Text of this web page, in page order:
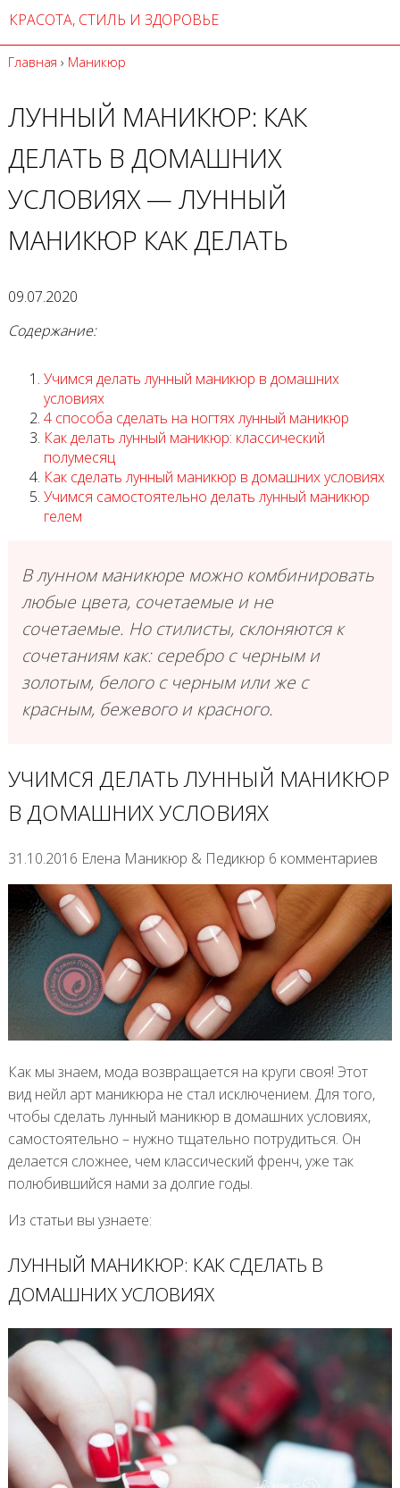
КРАСОТА, СТИЛЬ И ЗДОРОВЬЕ
Главная › Маникюр
ЛУННЫЙ МАНИКЮР: КАК
ДЕЛАТЬ В ДОМАШНИХ
УСЛОВИЯХ — ЛУННЫЙ
МАНИКЮР КАК ДЕЛАТЬ
09.07.2020
Содержание:
Учимся делать лунный маникюр в домашних
условиях
4 способа сделать на ногтях лунный маникюр
Как делать лунный маникюр: классический
полумесяц
Как сделать лунный маникюр в домашних условиях
Учимся самостоятельно делать лунный маникюр
гелем
В лунном маникюре можно комбинировать
любые цвета, сочетаемые и не
сочетаемые. Но стилисты, склоняются к
сочетаниям как: серебро с черным и
золотым, белого с черным или же с
красным, бежевого и красного.
УЧИМСЯ ДЕЛАТЬ ЛУННЫЙ МАНИКЮР
В ДОМАШНИХ УСЛОВИЯХ
31.10.2016 Елена Маникюр & Педикюр 6 комментариев
Как мы знаем, мода возвращается на круги своя! Этот
вид нейл арт маникюра не стал исключением. Для того,
чтобы сделать лунный маникюр в домашних условиях,
самостоятельно – нужно тщательно потрудиться. Он
делается сложнее, чем классический френч, уже так
полюбившийся нами за долгие годы.
Из статьи вы узнаете:
ЛУННЫЙ МАНИКЮР: КАК СДЕЛАТЬ В
ДОМАШНИХ УСЛОВИЯХ